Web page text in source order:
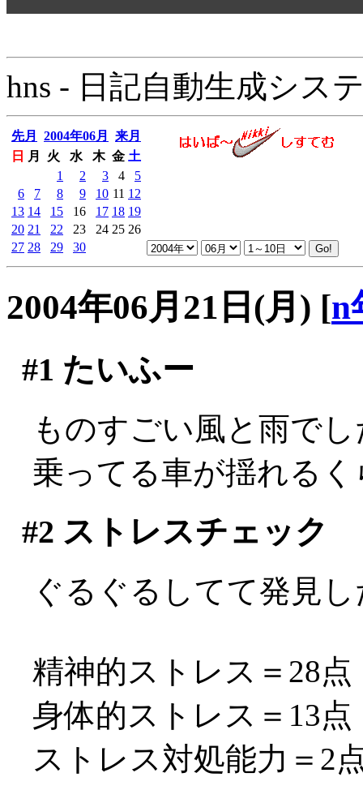
hns - 日記自動生成シス
先月 2004年06月
来月
日
月 火 水 木 金 土
1
2 3 4
5
6
7 8 9 10 11 12
13 14 15 16 17 18 19
20 21 22 23 24 25 26
27 28 29 30
2004年06月21日(月) [n
#1 たいふー
ものすごい風と雨で
乗ってる車が揺れるく
#2 ストレスチェック
ぐるぐるしてて発見
精神的ストレス＝28点
身体的ストレス＝13点
ストレス対処能力＝2